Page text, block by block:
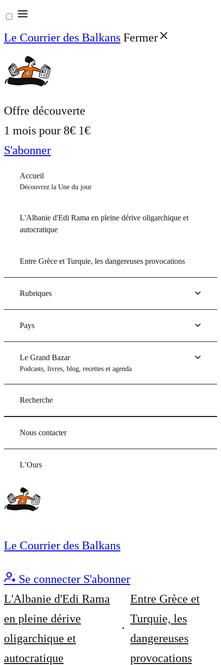
Aller
au
contenu
Le Courrier des Balkans Fermer
Offre découverte
1 mois pour 8€ 1€
S'abonner
Accueil
Découvrez la Une du jour
L'Albanie d'Edi Rama en pleine dérive oligarchique et
autocratique
Entre Grèce et Turquie, les dangereuses provocations
Rubriques
Pays
Le Grand Bazar
Podcasts, livres, blog, recettes et agenda
Recherche
Nous contacter
L’Ours
Le Courrier des Balkans
Se connecter S'abonner
L'Albanie d'Edi Rama
en pleine dérive
oligarchique et
autocratique
Entre Grèce et
Turquie, les
dangereuses
provocations